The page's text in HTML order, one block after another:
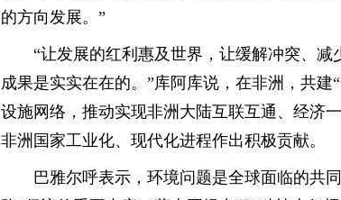
的方向发展。”
“让发展的红利惠及世界，让缓解冲突、减
成果是实实在在的。”库阿库说，在非洲，共建
设施网络，推动实现非洲大陆互联互通、经济
非洲国家工业化、现代化进程作出积极贡献。
巴雅尔呼表示，环境问题是全球面临的共